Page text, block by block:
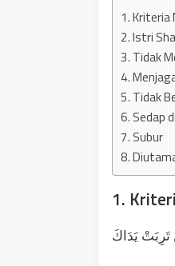
1.
2. Istri
3. Tidak
4.
5. Tidak
6. Sedap
7. Subur
8.
1.